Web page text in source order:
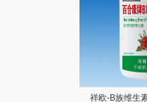
祥欧-B族维生